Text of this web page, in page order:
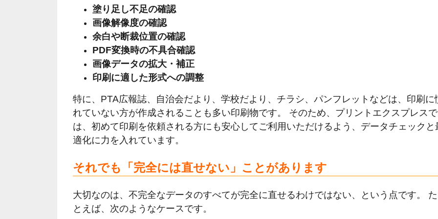
塗り足し不足の確認
画像解像度の確認
余白や断裁位置の確認
PDF変換時の不具合確認
画像データの拡大・補正
印刷に適した形式への調整
特に、PTA広報誌、自治会だより、学校だより、チラシ、パンフレットなどは、印刷に
れていない方が作成されることも多い印刷物です。 そのため、プリントエクスプレスで
は、初めて印刷を依頼される方にも安心してご利用いただけるよう、データチェックと
適化に力を入れています。
それでも「完全には直せない」ことがあります
大切なのは、不完全なデータのすべてが完全に直せるわけではない、という点です。 た
とえば、次のようなケースです。